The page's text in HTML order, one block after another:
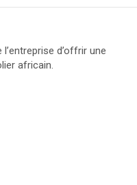
d’offrir une
africain.